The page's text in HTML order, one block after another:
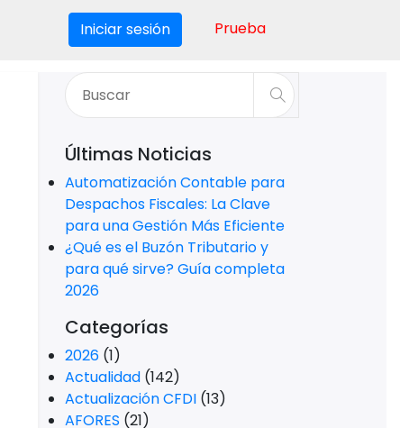
Iniciar sesión Prueba
Últimas Noticias
Automatización Contable para
Despachos Fiscales: La Clave
para una Gestión Más Eficiente
¿Qué es el Buzón Tributario y
para qué sirve? Guía completa
2026
Categorías
2026 (1)
Actualidad (142)
Actualización CFDI (13)
AFORES (21)